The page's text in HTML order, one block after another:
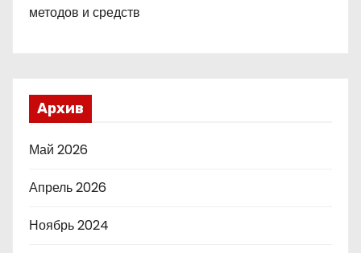
методов и средств
Архив
Май 2026
Апрель 2026
Ноябрь 2024